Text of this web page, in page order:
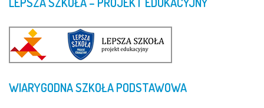
WIARYGODNASZKOŁAPODSTAWOWA